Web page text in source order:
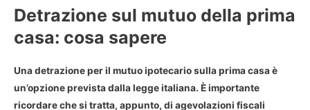
Detrazione sul mutuo della prima
casa: cosa sapere
Unadetrazione per il mutuo ipotecario sulla prima casaè
un’opzione prevista dalla legge italiana. È importante
ricordare che si tratta, appunto, di agevolazioni fiscali